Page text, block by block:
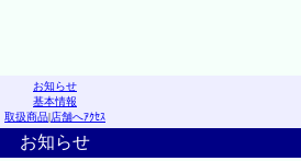
お知らせ
基本情報
取扱商品|店舗へｱｸｾｽ
お知らせ